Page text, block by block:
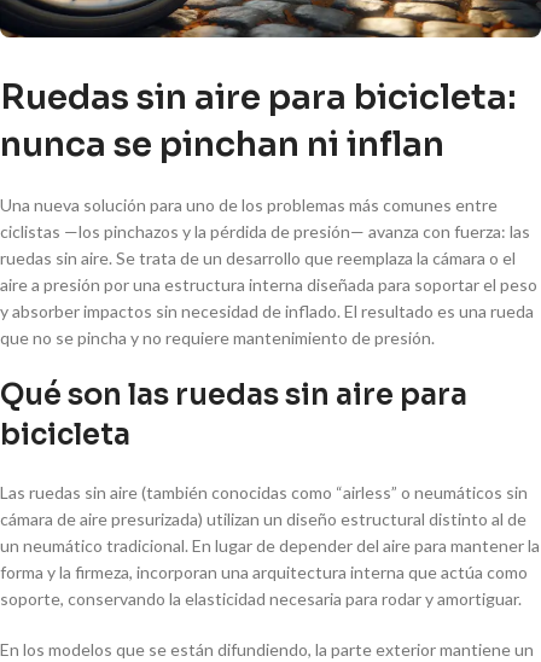
Ruedas sin aire para bicicleta:
nunca se pinchan ni inflan
Una nueva solución para uno de los problemas más comunes entre
ciclistas —los pinchazos y la pérdida de presión— avanza con fuerza: las
ruedas sin aire. Se trata de un desarrollo que reemplaza la cámara o el
aire a presión por una estructura interna diseñada para soportar el peso
y absorber impactos sin necesidad de inflado. El resultado es una rueda
que no se pincha y no requiere mantenimiento de presión.
Qué son las ruedas sin aire para
bicicleta
Las ruedas sin aire (también conocidas como “airless” o neumáticos sin
cámara de aire presurizada) utilizan un diseño estructural distinto al de
un neumático tradicional. En lugar de depender del aire para mantener la
forma y la firmeza, incorporan una arquitectura interna que actúa como
soporte, conservando la elasticidad necesaria para rodar y amortiguar.
En los modelos que se están difundiendo, la parte exterior mantiene un